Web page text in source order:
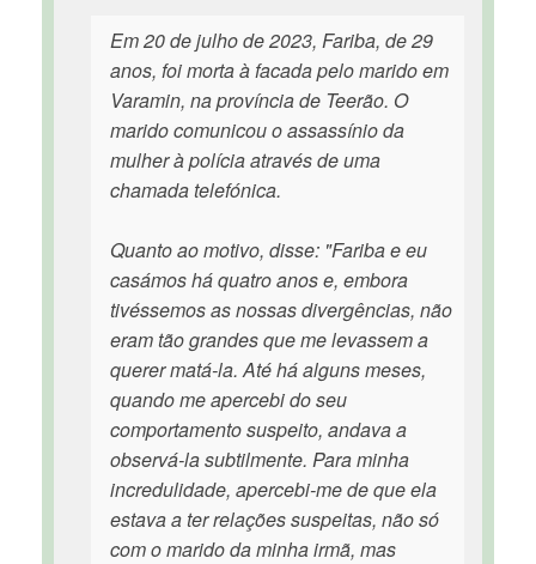
Em 20 de julho de 2023, Fariba, de 29
anos, foi morta à facada pelo marido em
Varamin, na província de Teerão. O
marido comunicou o assassínio da
mulher à polícia através de uma
chamada telefónica.
Quanto ao motivo, disse: "Fariba e eu
casámos há quatro anos e, embora
tivéssemos as nossas divergências, não
eram tão grandes que me levassem a
querer matá-la. Até há alguns meses,
quando me apercebi do seu
comportamento suspeito, andava a
observá-la subtilmente. Para minha
incredulidade, apercebi-me de que ela
estava a ter relações suspeitas, não só
com o marido da minha irmã, mas